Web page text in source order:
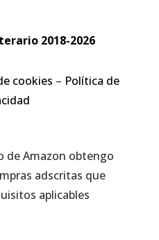
2018-2026
cookies – Política de
de Amazon obtengo
adscritas que
aplicables